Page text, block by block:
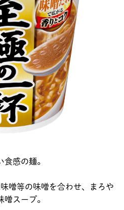
感の麺。
噌等の味噌を合わせ、まろや
スープ。